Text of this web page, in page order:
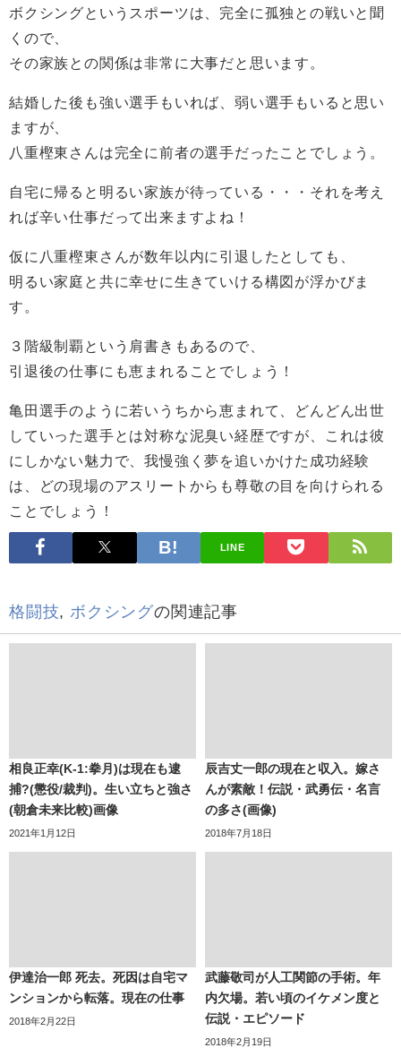
ボクシングというスポーツは、完全に孤独との戦いと聞
くので、
その家族との関係は非常に大事だと思います。
結婚した後も強い選手もいれば、弱い選手もいると思い
ますが、
八重樫東さんは完全に前者の選手だったことでしょう。
自宅に帰ると明るい家族が待っている・・・それを考え
れば辛い仕事だって出来ますよね！
仮に八重樫東さんが数年以内に引退したとしても、
明るい家庭と共に幸せに生きていける構図が浮かびま
す。
３階級制覇という肩書きもあるので、
引退後の仕事にも恵まれることでしょう！
亀田選手のように若いうちから恵まれて、どんどん出世
していった選手とは対称な泥臭い経歴ですが、これは彼
にしかない魅力で、我慢強く夢を追いかけた成功経験
は、どの現場のアスリートからも尊敬の目を向けられる
ことでしょう！
LINE
格闘技, ボクシングの関連記事
相良正幸(K-1:拳月)は現在も逮
捕?(懲役/裁判)。生い立ちと強さ
(朝倉未来比較)画像
2021年1月12日
辰吉丈一郎の現在と収入。嫁さ
んが素敵！伝説・武勇伝・名言
の多さ(画像)
2018年7月18日
伊達治一郎 死去。死因は自宅マ
ンションから転落。現在の仕事
2018年2月22日
武藤敬司が人工関節の手術。年
内欠場。若い頃のイケメン度と
伝説・エピソード
2018年2月19日